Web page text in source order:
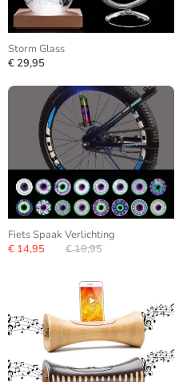
Storm Glass
€ 29,95
Fiets Spaak Verlichting
€ 14,95
€ 19,95